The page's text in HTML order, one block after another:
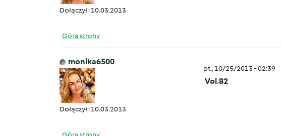
Dołączył : 10.03.2013
Góra strony
monika6500
Dołączył : 10.03.2013
pt., 10/25/2013 - 02:39
Vol.82